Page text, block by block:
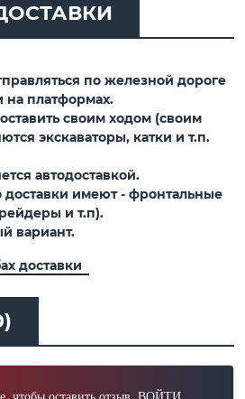
по железной дороге
на платформах.
своим ходом (своим
экскаваторы, катки и т.п.
автодоставкой.
доставки имеют - фронтальные
и т.п).
вариант.
доставки